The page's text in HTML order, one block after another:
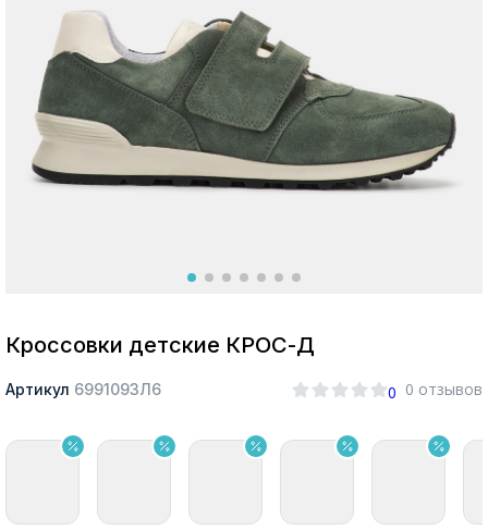
Москва
Кроссовки детские КРОС-Д
Артикул 699109ЗЛ6 0 0 отзывов